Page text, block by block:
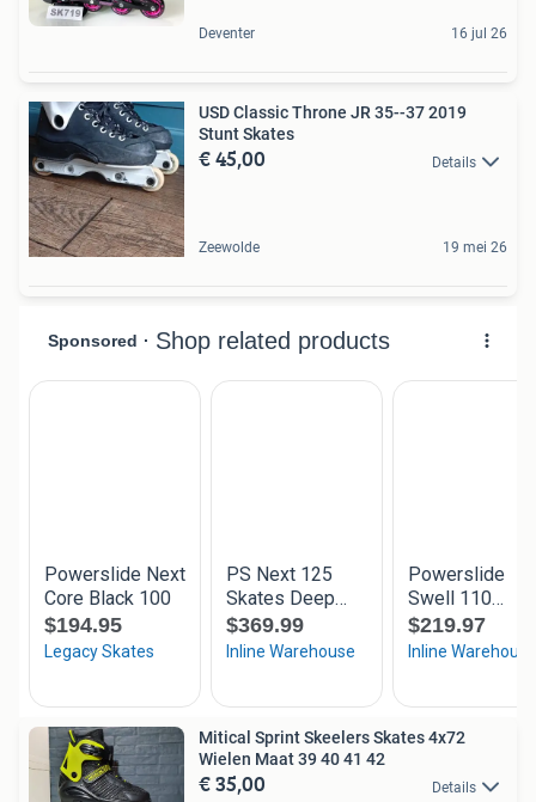
Deventer 16 jul 26
USD Classic Throne JR 35--37 2019
Stunt Skates
€ 45,00 Details
Zeewolde 19 mei 26
Mitical Sprint Skeelers Skates 4x72
Wielen Maat 39 40 41 42
€ 35,00 Details